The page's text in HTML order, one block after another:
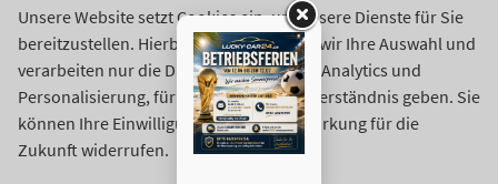
Sitze vorn höhenverstellbar
Sitzheizung vorne
Elektrische Fensterheber vorne und hinten
Polsterstoff
Zentralverriegelung mit Funk
Unsere Website setzt Cookies ein, um unsere Dienste für Sie
bereitzustellen. Hierbei berücksichtigen wir Ihre Auswahl und
verarbeiten nur die Daten für Marketing, Analytics und
Personalisierung, für die Sie uns Ihr Einverständnis geben. Sie
können Ihre Einwilligung jederzeit mit Wirkung für die
Zukunft widerrufen.